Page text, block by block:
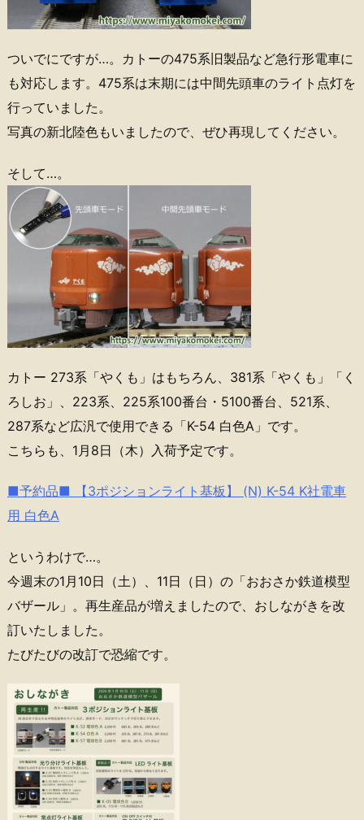
ついでにですが…。カトーの475系旧製品など急行形電車に
も対応します。475系は末期には中間先頭車のライト点灯を
行っていました。
写真の新北陸色もいましたので、ぜひ再現してください。
そして…。
カトー 273系「やくも」はもちろん、381系「やくも」「く
ろしお」、223系、225系100番台・5100番台、521系、
287系など広汎で使用できる「K-54 白色A」です。
こちらも、1月8日（木）入荷予定です。
■予約品■ 【3ポジションライト基板】 (N) K-54 K社電車
用 白色A
というわけで…。
今週末の1月10日（土）、11日（日）の「おおさか鉄道模型
バザール」。再生産品が増えましたので、おしながきを改
訂いたしました。
たびたびの改訂で恐縮です。